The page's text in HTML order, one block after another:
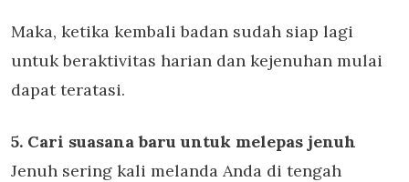
Maka, ketika kembali badan sudah siap lagi
untuk beraktivitas harian dan kejenuhan mulai
dapat teratasi.
5. Cari suasana baru untuk melepas jenuh
Jenuh sering kali melanda Anda di tengah